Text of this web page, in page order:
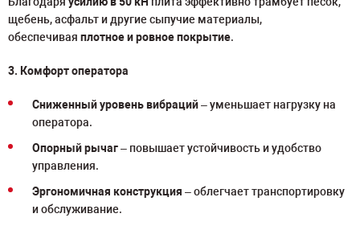
щебень, асфальт и другие сыпучие материалы,
обеспечивая плотное и ровное покрытие.
3. Комфорт оператора
Сниженный уровень вибраций– уменьшает нагрузку на
оператора.
Опорный рычаг– повышает устойчивость и удобство
управления.
Эргономичная конструкция – облегчает транспортировку
и обслуживание.